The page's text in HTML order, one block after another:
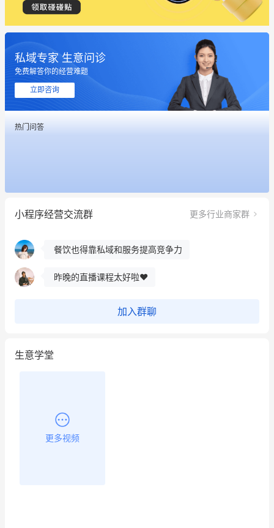
私域专家 生意问诊
免费解答你的经营难题
立即咨询
热门问答
小程序经营交流群 更多行业商家群
这个营销策划案例推荐大家看一下
用有赞就能在微信、小红书同时经营了
餐饮也得靠私域和服务提高竞争力
这个营销策划案例推荐大家看一下
用有赞就能在微信、小红书同时经营了
餐饮也得靠私域和服务提高竞争力
昨晚的直播课程太好啦❤️
加入群聊
生意学堂
更多视频